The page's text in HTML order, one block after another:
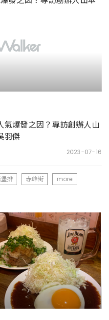
氣爆發之因？專訪創辦人山
羽傑
2023-07-16
排 赤峰街 more